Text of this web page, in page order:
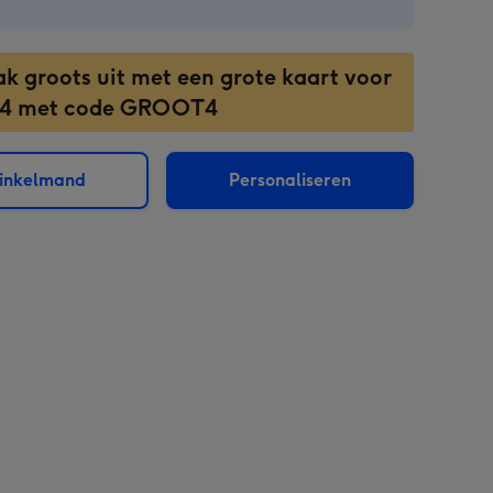
groots uit met een grote kaart voor
met code GROOT4
Personaliseren